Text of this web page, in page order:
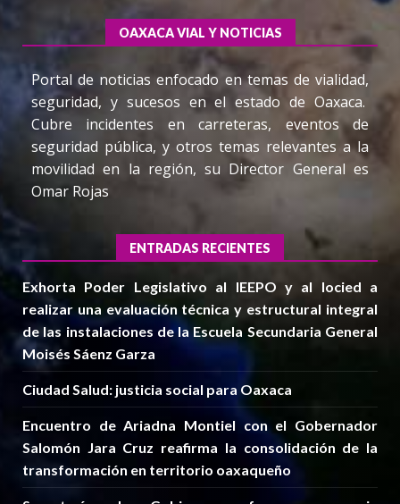
OAXACA VIAL Y NOTICIAS
Portal de noticias enfocado en temas de vialidad,
seguridad, y sucesos en el estado de Oaxaca.
Cubre incidentes en carreteras, eventos de
seguridad pública, y otros temas relevantes a la
movilidad en la región, su Director General es
Omar Rojas
ENTRADAS RECIENTES
Exhorta Poder Legislativo al IEEPO y al Iocied a
realizar una evaluación técnica y estructural integral
de las instalaciones de la Escuela Secundaria General
Moisés Sáenz Garza
Ciudad Salud: justicia social para Oaxaca
Encuentro de Ariadna Montiel con el Gobernador
Salomón Jara Cruz reafirma la consolidación de la
transformación en territorio oaxaqueño